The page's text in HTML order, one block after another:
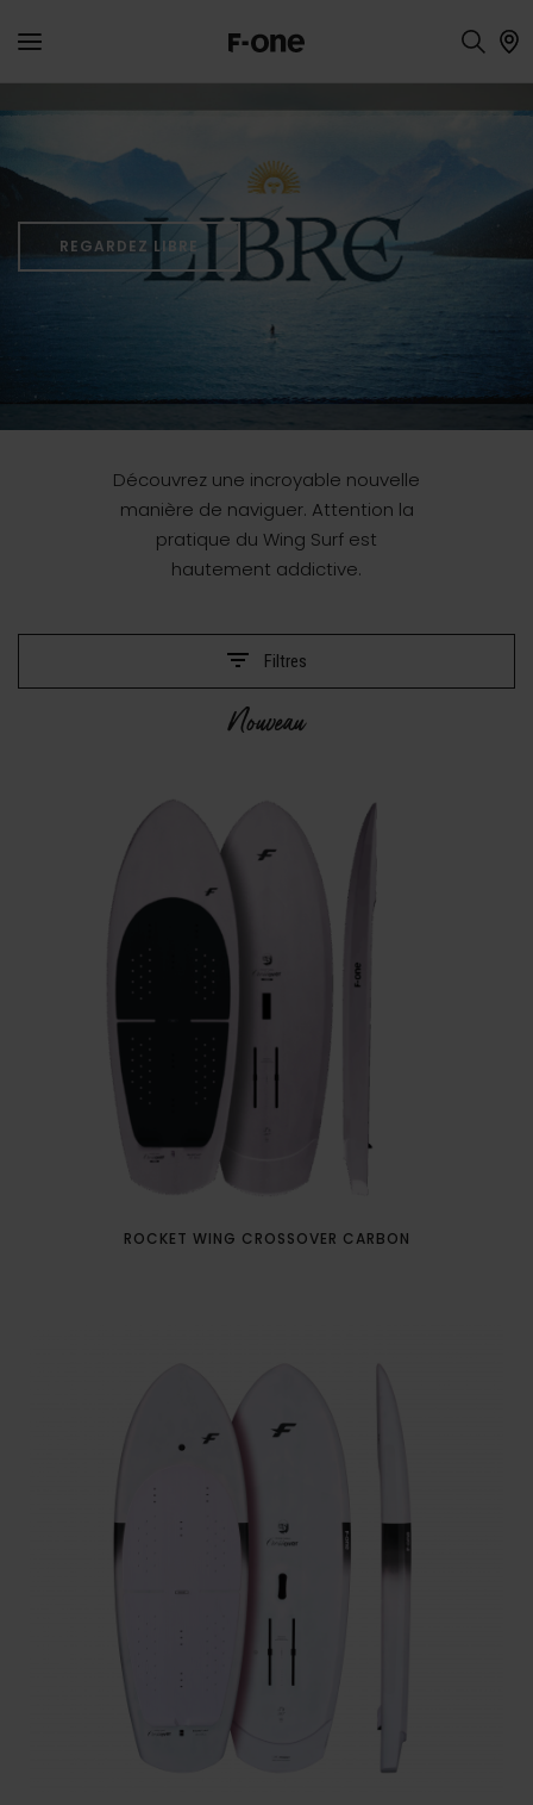
REGARDEZ LIBRE
Wing
Foil
Découvrez une incroyable nouvelle
manière de naviguer. Attention la
pratique du Wing Surf est
hautement addictive.
Filtres
Nouveau
ROCKET WING CROSSOVER CARBON